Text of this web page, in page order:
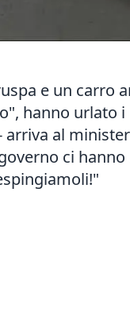
e un carro
hanno urlato
arriva al
ci